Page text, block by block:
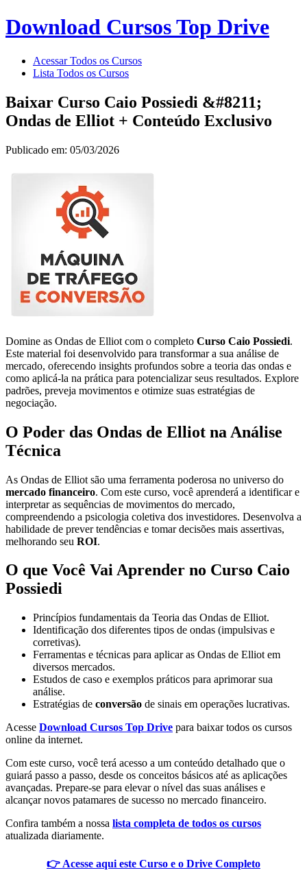
Download Cursos Top Drive
Acessar Todos os Cursos
Lista Todos os Cursos
Baixar Curso Caio Possiedi &#8211;
Ondas de Elliot + Conteúdo Exclusivo
Publicado em: 05/03/2026
Domine as Ondas de Elliot com o completo Curso Caio Possiedi.
Este material foi desenvolvido para transformar a sua análise de
mercado, oferecendo insights profundos sobre a teoria das ondas e
como aplicá-la na prática para potencializar seus resultados. Explore
padrões, preveja movimentos e otimize suas estratégias de
negociação.
O Poder das Ondas de Elliot na Análise
Técnica
As Ondas de Elliot são uma ferramenta poderosa no universo do
mercado financeiro. Com este curso, você aprenderá a identificar e
interpretar as sequências de movimentos do mercado,
compreendendo a psicologia coletiva dos investidores. Desenvolva a
habilidade de prever tendências e tomar decisões mais assertivas,
melhorando seu ROI.
O que Você Vai Aprender no Curso Caio
Possiedi
Princípios fundamentais da Teoria das Ondas de Elliot.
Identificação dos diferentes tipos de ondas (impulsivas e
corretivas).
Ferramentas e técnicas para aplicar as Ondas de Elliot em
diversos mercados.
Estudos de caso e exemplos práticos para aprimorar sua
análise.
Estratégias de conversão de sinais em operações lucrativas.
Acesse Download Cursos Top Drive para baixar todos os cursos
online da internet.
Com este curso, você terá acesso a um conteúdo detalhado que o
guiará passo a passo, desde os conceitos básicos até as aplicações
avançadas. Prepare-se para elevar o nível das suas análises e
alcançar novos patamares de sucesso no mercado financeiro.
Confira também a nossa lista completa de todos os cursos
atualizada diariamente.
👉 Acesse aqui este Curso e o Drive Completo